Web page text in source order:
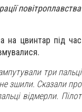
повітроплавства
на цвинтар під час
три пальці
зшили. Сказали про
відмерли. Пілот